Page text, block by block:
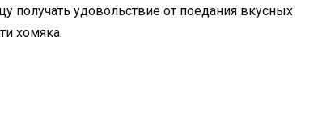
получать удовольствие от поедания вкусных
хомяка.